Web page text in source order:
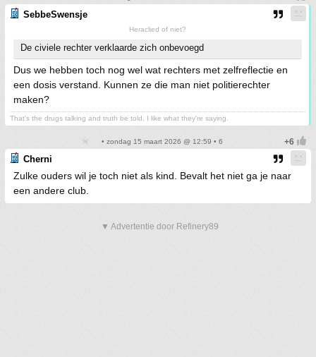
SebbeSwensje
Heraclied of niet?
De civiele rechter verklaarde zich onbevoegd
Dus we hebben toch nog wel wat rechters met zelfreflectie en
een dosis verstand. Kunnen ze die man niet politierechter
maken?
That's the drugs talking and truth be told, I like what they're saying.
• zondag 15 maart 2026 @ 12:59 • 6
Cherni
Zulke ouders wil je toch niet als kind. Bevalt het niet ga je naar
een andere club.
▼ Advertentie door Refinery89